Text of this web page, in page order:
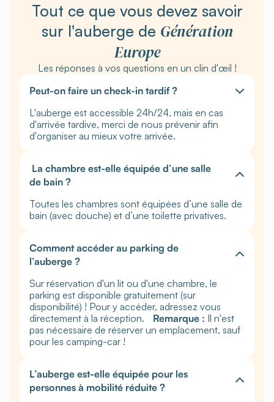
Tout ce que vous devez savoir
sur l'auberge de Génération
Europe
Les réponses à vos questions en un clin d'œil !
Peut-on faire un check-in tardif ?
L'auberge est accessible 24h/24, mais en cas
d'arrivée tardive, merci de nous prévenir afin
d'organiser au mieux votre arrivée.
La chambre est-elle équipée d’une salle
de bain ?
Toutes les chambres sont équipées d’une salle de
bain (avec douche) et d’une toilette privatives.
Comment accéder au parking de
l’auberge ?
Sur réservation d'un lit ou d'une chambre, le
parking est disponible gratuitement (sur
disponibilité) ! Pour y accéder, adressez vous
directement à la réception. Remarque : Il n'est
pas nécessaire de réserver un emplacement, sauf
pour les camping-car !
L’auberge est-elle équipée pour les
personnes à mobilité réduite ?